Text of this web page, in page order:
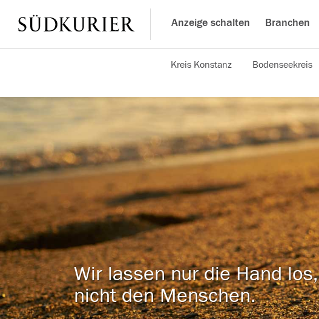
Anzeige schalten Branchen
Kreis Konstanz Bodenseekreis
Wir lassen nur die Hand los,
nicht den Menschen.